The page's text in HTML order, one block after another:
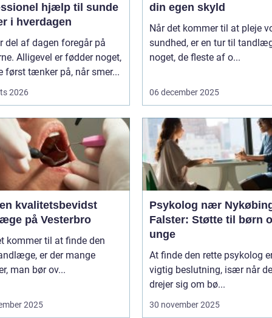
hjælp til sunde
i hverdagen
del af dagen foregår på
Alligevel er fødder noget,
først tænker på, når smer...
2026
din egen skyld
Når det kommer til at pleje
sundhed, er en tur til
noget, de fleste af o...
06 december 2025
kvalitetsbevidst
på Vesterbro
kommer til at finde den
er der mange
man bør ov...
2025
Psykolog nær
Falster: Støtte til børn
unge
At finde den rette psykolog
vigtig beslutning, især når
drejer sig om bø...
30 november 2025